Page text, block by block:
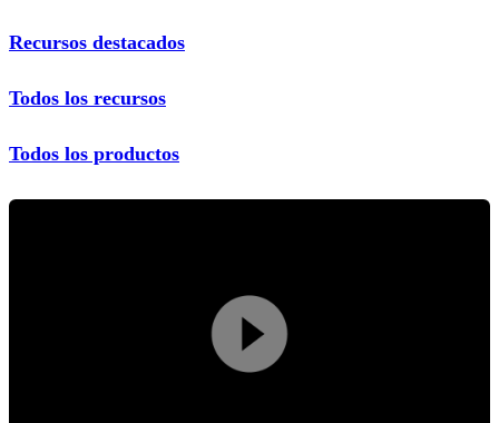
Recursos destacados
Todos los recursos
Todos los productos
Play